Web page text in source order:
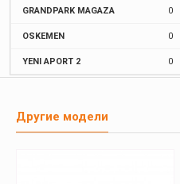
GRANDPARK MAGAZA 0
OSKEMEN 0
YENI APORT 2 0
Другие модели